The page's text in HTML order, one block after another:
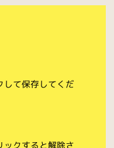
て保存してくだ
ックすると解除さ